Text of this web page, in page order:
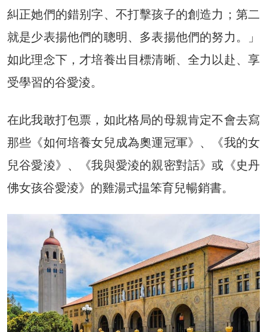
糾正她們的錯别字、不打擊孩子的創造力；第二
就是少表揚他們的聰明、多表揚他們的努力。」
如此理念下，才培養出目標清晰、全力以赴、享
受學習的谷愛淩。
在此我敢打包票，如此格局的母親肯定不會去寫
那些《如何培養女兒成為奧運冠軍》、《我的女
兒谷愛淩》、《我與愛淩的親密對話》或《史丹
佛女孩谷愛淩》的雞湯式揾笨育兒暢銷書。